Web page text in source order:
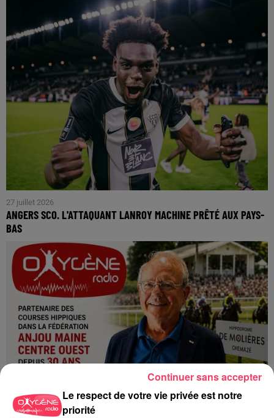
27 juillet 2026
ANGERS SCO. L'ATTAQUANT LANROY MACHINE PRÊTÉ AUX PAYS-
BAS
Le respect de votre vie privée est notre
priorité
Continuer sans accepter